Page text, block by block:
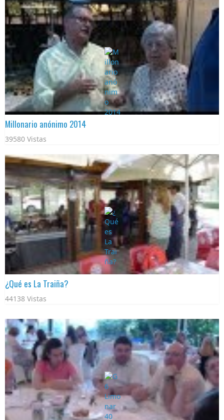
Millonario anónimo 2014
39580 Vistas
¿Qué es La Traiña?
44138 Vistas